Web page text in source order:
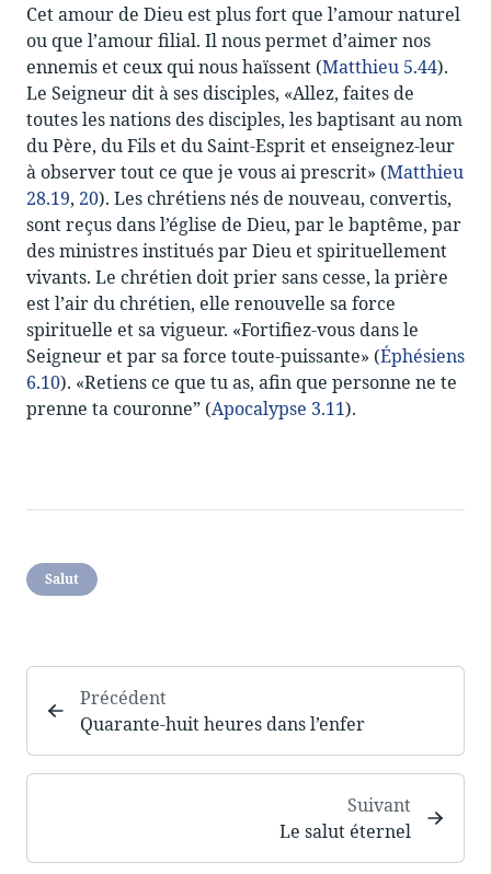
Cet amour de Dieu est plus fort que l’amour naturel
ou que l’amour filial. Il nous permet d’aimer nos
ennemis et ceux qui nous haïssent (Matthieu 5.44).
Le Seigneur dit à ses disciples, «Allez, faites de
toutes les nations des disciples, les baptisant au nom
du Père, du Fils et du Saint-Esprit et enseignez-leur
à observer tout ce que je vous ai prescrit» (Matthieu
28.19, 20). Les chrétiens nés de nouveau, convertis,
sont reçus dans l’église de Dieu, par le baptême, par
des ministres institués par Dieu et spirituellement
vivants. Le chrétien doit prier sans cesse, la prière
est l’air du chrétien, elle renouvelle sa force
spirituelle et sa vigueur. «Fortifiez-vous dans le
Seigneur et par sa force toute-puissante» (Éphésiens
6.10). «Retiens ce que tu as, afin que personne ne te
prenne ta couronne” (Apocalypse 3.11).
Salut
Précédent
Quarante-huit heures dans l’enfer
Suivant
Le salut éternel